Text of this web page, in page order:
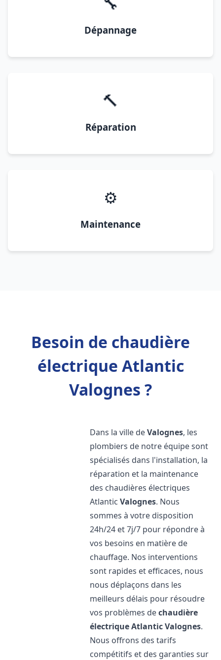
Dépannage
🔨
Réparation
⚙️
Maintenance
Besoin de chaudière
électrique Atlantic
Valognes ?
Dans la ville deValognes, les
plombiers de notre équipe sont
spécialisés dans l'installation, la
réparation et la maintenance
des chaudières électriques
AtlanticValognes. Nous
sommes à votre disposition
24h/24 et 7j/7 pour répondre à
vos besoins en matière de
chauffage. Nos interventions
sont rapides et efficaces, nous
nous déplaçons dans les
meilleurs délais pour résoudre
vos problèmes dechaudière
électrique AtlanticValognes.
Nous offrons des tarifs
compétitifs et des garanties sur